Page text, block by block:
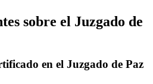
sobre el Juzgado de
en el Juzgado de Paz